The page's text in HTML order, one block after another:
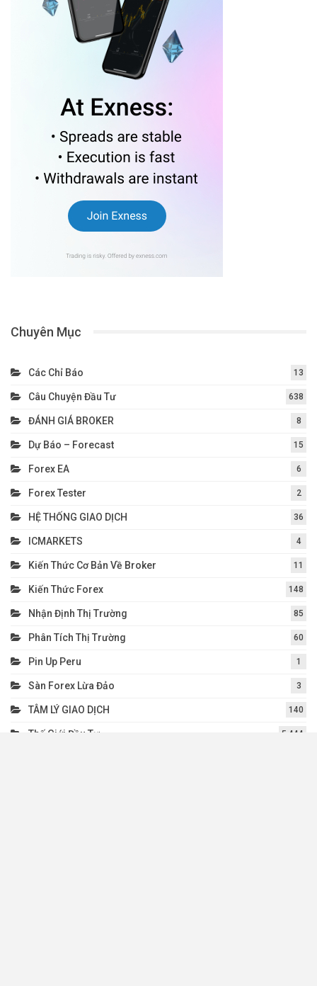
Chuyên Mục
Các Chỉ Báo 13
Câu Chuyện Đầu Tư 638
ĐÁNH GIÁ BROKER 8
Dự Báo – Forecast 15
Forex EA 6
Forex Tester 2
HỆ THỐNG GIAO DỊCH 36
ICMARKETS 4
Kiến Thức Cơ Bản Về Broker 11
Kiến Thức Forex 148
Nhận Định Thị Trường 85
Phân Tích Thị Trường 60
Pin Up Peru 1
Sàn Forex Lừa Đảo 3
TÂM LÝ GIAO DỊCH 140
Thế Giới Đầu Tư 5.444